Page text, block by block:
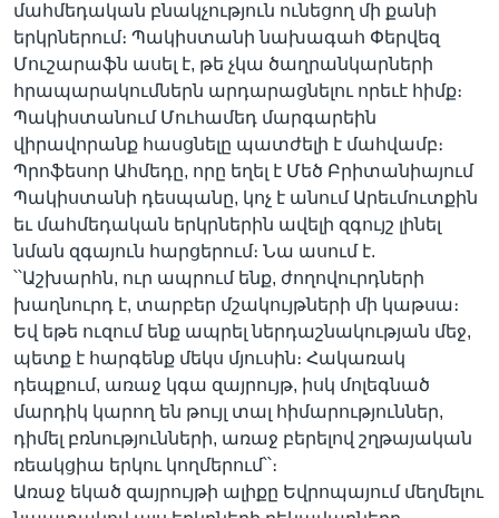
մահմեդական բնակչություն ունեցող մի քանի
երկրներում։ Պակիստանի նախագահ Փերվեզ
Մուշարաֆն ասել է, թե չկա ծաղրանկարների
հրապարակումներն արդարացնելու որեւէ հիմք։
Պակիստանում Մուհամեդ մարգարեին
վիրավորանք հասցնելը պատժելի է մահվամբ։
Պրոֆեսոր Ահմեդը, որը եղել է Մեծ Բրիտանիայում
Պակիստանի դեսպանը, կոչ է անում Արեւմուտքին
եւ մահմեդական երկրներին ավելի զգույշ լինել
նման զգայուն հարցերում։ Նա ասում է.
՝՝Աշխարհն, ուր ապրում ենք, ժողովուրդների
խաղնուրդ է, տարբեր մշակույթների մի կաթսա։
Եվ եթե ուզում ենք ապրել ներդաշնակության մեջ,
պետք է հարգենք մեկս մյուսին։ Հակառակ
դեպքում, առաջ կգա զայրույթ, իսկ մոլեգնած
մարդիկ կարող են թույլ տալ հիմարություններ,
դիմել բռնությունների, առաջ բերելով շղթայական
ռեակցիա երկու կողմերում՝՝։
Առաջ եկած զայրույթի ալիքը Եվրոպայում մեղմելու